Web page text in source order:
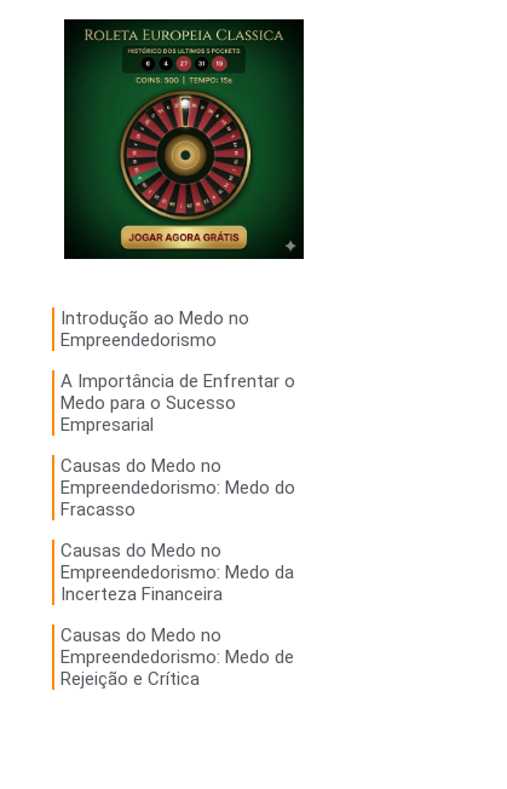
Introdução ao Medo no
Empreendedorismo
A Importância de Enfrentar o
Medo para o Sucesso
Empresarial
Causas do Medo no
Empreendedorismo: Medo do
Fracasso
Causas do Medo no
Empreendedorismo: Medo da
Incerteza Financeira
Causas do Medo no
Empreendedorismo: Medo de
Rejeição e Crítica